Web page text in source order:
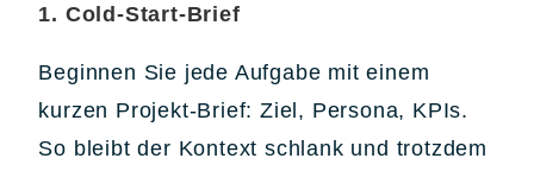
1. Cold-Start-Brief
Beginnen Sie jede Aufgabe mit einem
kurzen Projekt-Brief: Ziel, Persona, KPIs.
So bleibt der Kontext schlank und trotzdem